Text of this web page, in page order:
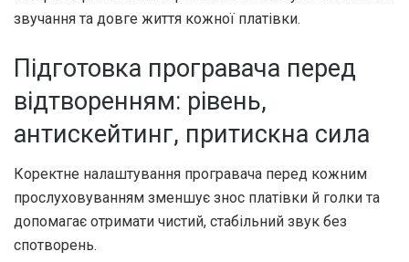
звучання та довге життя кожної платівки.
Підготовка програвача перед
відтворенням: рівень,
антискейтинг, притискна сила
Коректне налаштування програвача перед кожним
прослуховуванням зменшує знос платівки й голки та
допомагає отримати чистий, стабільний звук без
спотворень.